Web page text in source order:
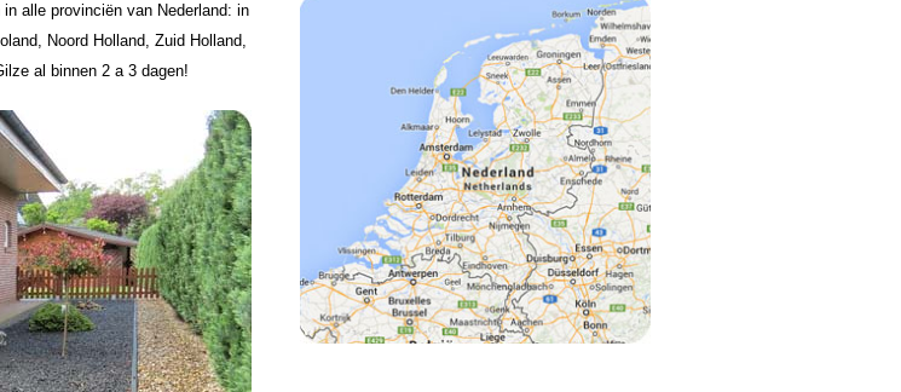
alle provinciën van Nederland: in
Noord Holland, Zuid Holland,
al binnen 2 a 3 dagen!